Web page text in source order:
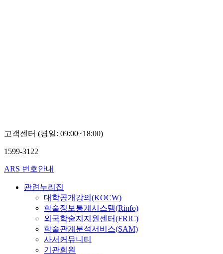
고객센터 (평일: 09:00~18:00)
1599-3122
ARS 번호안내
관련누리집
대학공개강의(KOCW)
학술정보통계시스템(Rinfo)
외국학술지지원센터(FRIC)
학술관계분석서비스(SAM)
사서커뮤니티
기관회원